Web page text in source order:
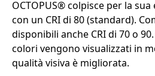
OCTOPUS® colpisce per la
con un CRI di 80 (standard).
disponibili anche CRI di 70 o
colori vengono visualizzati in
qualità visiva è migliorata.